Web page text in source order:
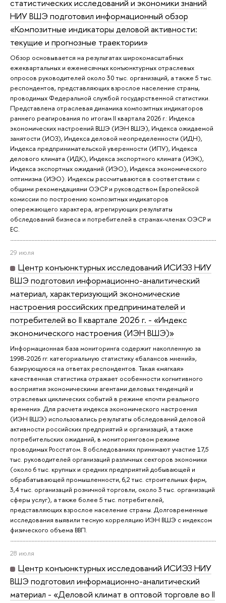
статистических исследований и экономики знаний
НИУ ВШЭ подготовил информационный обзор
«Композитные индикаторы деловой активности:
текущие и прогнозные траектории»
Обзор основывается на результатах широкомасштабных
ежеквартальных и ежемесячных конъюнктурных отраслевых
опросов руководителей около 30 тыс. организаций, а также 5 тыс.
респондентов, представляющих взрослое население страны,
проводимых Федеральной службой государственной статистики.
Представлена отраслевая динамика композитных индикаторов
раннего реагирования по итогам II квартала 2026 г.: Индекса
экономических настроений ВШЭ (ИЭН ВШЭ), Индекса ожидаемой
занятости (ИОЗ), Индекса деловой неопределенности (ИДН),
Индекса предпринимательской уверенности (ИПУ), Индекса
делового климата (ИДК), Индекса экспортного климата (ИЭК),
Индекса экспортных ожиданий (ИЭО), Индекса экономического
оптимизма (ИЭО). Индексы рассчитываются в соответствии с
общими рекомендациями ОЭСР и руководством Европейской
комиссии по построению композитных индикаторов
опережающего характера, агрегирующих результаты
обследований бизнеса и потребителей в странах-членах ОЭСР и
ЕС.
29 июля
Центр конъюнктурных исследований ИСИЭЗ НИУ
ВШЭ подготовил информационно-аналитический
материал, характеризующий экономические
настроения российских предпринимателей и
потребителей во II квартале 2026 г. - «Индекс
экономического настроения (ИЭН ВШЭ)»
Информационная база мониторинга содержит накопленную за
1998-2026 гг. категориальную статистику «балансов мнений»,
базирующуюся на ответах респондентов. Такая «мягкая»
качественная статистика отражает особенности когнитивного
восприятия экономическими агентами деловых тенденций и
отраслевых циклических событий в режиме «почти реального
времени». Для расчета индекса экономического настроения
(ИЭН ВШЭ) использовались результаты обследований деловой
активности российских предприятий и организаций, а также
потребительских ожиданий, в мониторинговом режиме
проводимых Росстатом. В обследованиях принимают участие 17,5
тыс. руководителей организаций различных секторов экономики
(около 6 тыс. крупных и средних предприятий добывающей и
обрабатывающей промышленности, 6,2 тыс. строительных фирм,
3,4 тыс. организаций розничной торговли, около 3 тыс. организаций
сферы услуг), а также более 5 тыс. потребителей,
представляющих взрослое население страны. Долговременные
исследования выявили тесную корреляцию ИЭН ВШЭ с индексом
физического объема ВВП.
28 июля
Центр конъюнктурных исследований ИСИЭЗ НИУ
ВШЭ подготовил информационно-аналитический
материал - «Деловой климат в оптовой торговле во II